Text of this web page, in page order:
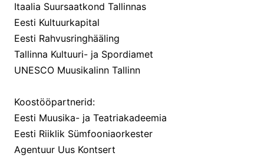
Itaalia Suursaatkond Tallinnas
Eesti Kultuurkapital
Eesti Rahvusringhääling
Tallinna Kultuuri- ja Spordiamet
UNESCO Muusikalinn Tallinn
Koostööpartnerid:
Eesti Muusika- ja Teatriakadeemia
Eesti Riiklik Sümfooniaorkester
Agentuur Uus Kontsert